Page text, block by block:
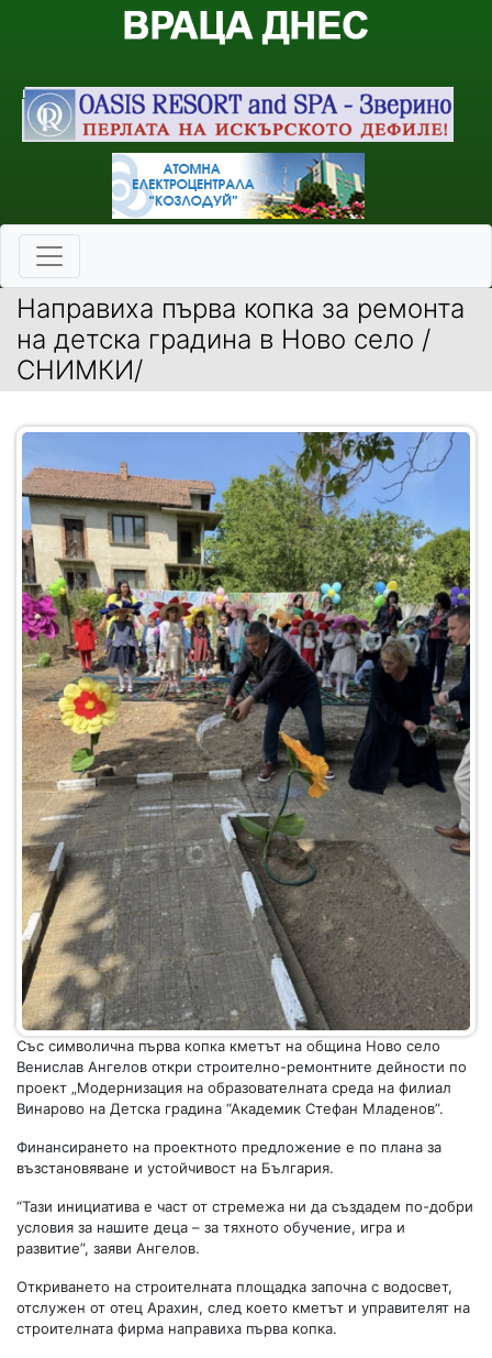
Направиха първа копка за ремонта
на детска градина в Ново село /
СНИМКИ/
Със символична първа копка кметът на община Ново село
Венислав Ангелов откри строително-ремонтните дейности по
проект „Модернизация на образователната среда на филиал
Винарово на Детска градина “Академик Стефан Младенов”.
Финансирането на проектното предложение е по плана за
възстановяване и устойчивост на България.
“Тази инициатива е част от стремежа ни да създадем по-добри
условия за нашите деца – за тяхното обучение, игра и
развитие”, заяви Ангелов.
Откриването на строителната площадка започна с водосвет,
отслужен от отец Арахин, след което кметът и управителят на
строителната фирма направиха първа копка.